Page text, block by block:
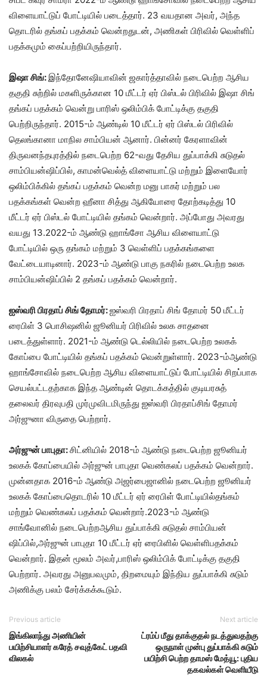
விளையாட்டுப் போட்டியில் படைத்தார். 23 வயதான அவர், அந்த
தொடரில் தங்கப் பதக்கம் வென்றதுடன், அணிகள் பிரிவில் வெள்ளிப்
பதக்கமும் கைப்பற்றியிருந்தார்.
இஷா சிங்:இந்தோனேஷியாவின் ஜகார்த்தாவில் நடைபெற்ற ஆசிய
தகுதி சுற்றில் மகளிருக்கான 10 மீட்டர் ஏர் பிஸ்டல் பிரிவில் இஷா சிங்
தங்கப் பதக்கம் வென்று பாரிஸ் ஒலிம்பிக் போட்டிக்கு தகுதி
பெற்றிருந்தார். 2015-ம் ஆண்டில் 10 மீட்டர் ஏர் பிஸ்டல் பிரிவில்
தெலங்கானா மாநில சாம்பியன் ஆனார். பின்னர் கேரளாவின்
திருவனந்தபுரத்தில் நடைபெற்ற 62-வது தேசிய துப்பாக்கி சுடுதல்
சாம்பியன்ஷிப்பில், காமன்வெல்த் விளையாட்டு மற்றும் இளையோர்
ஒலிம்பிக்கில் தங்கப் பதக்கம் வென்ற மனு பாகர் மற்றும் பல
பதக்கங்கள் வென்ற ஹீனா சித்து ஆகியோரை தோற்கடித்து 10
மீட்டர் ஏர் பிஸ்டல் போட்டியில் தங்கம் வென்றார். அப்போது அவரது
வயது 13.2022-ம் ஆண்டு ஹாங்சோ ஆசிய விளையாட்டு
போட்டியில் ஒரு தங்கம் மற்றும் 3 வெள்ளிப் பதக்கங்களை
வேட்டையாடினார். 2023-ம் ஆண்டு பாகு நகரில் நடைபெற்ற உலக
சாம்பியன்ஷிப்பில் 2 தங்கப் பதக்கம் வென்றார்.
ஐஸ்வரி பிரதாப் சிங் தோமர்:ஐஸ்வரி பிரதாப் சிங் தோமர் 50 மீட்டர்
ரைபிள் 3 பொசிஷனில் ஜூனியர் பிரிவில் உலக சாதனை
படைத்துள்ளார். 2021-ம் ஆண்டு டெல்லியில் நடைபெற்ற உலகக்
கோப்பை போட்டியில் தங்கப் பதக்கம் வென்றுள்ளார். 2023-ம்ஆண்டு
ஹாங்சோவில் நடைபெற்ற ஆசிய விளையாட்டுப் போட்டியில் சிறப்பாக
செயல்பட்டதற்காக இந்த ஆண்டின் தொடக்கத்தில் குடியரசுத்
தலைவர் திரவுபதி முர்முவிடமிருந்து ஐஸ்வரி பிரதாப்சிங் தோமர்
அர்ஜுனா விருதை பெற்றார்.
அர்ஜுன் பாபுதா:சிட்னியில் 2018-ம் ஆண்டு நடைபெற்ற ஜூனியர்
உலகக் கோப்பையில் அர்ஜுன் பாபுதா வெண்கலப் பதக்கம் வென்றார்.
முன்னதாக 2016-ம் ஆண்டு அஜர்பைஜானில் நடைபெற்ற ஜூனியர்
உலகக் கோப்பைதொடரில் 10 மீட்டர் ஏர் ரைபிள் போட்டியில்தங்கம்
மற்றும் வெண்கலப் பதக்கம் வென்றார்.2023-ம் ஆண்டு
சாங்வோனில் நடைபெற்றஆசிய துப்பாக்கி சுடுதல் சாம்பியன்
ஷிப்பில்,அர்ஜுன் பாபுதா 10 மீட்டர் ஏர் ரைபிளில் வெள்ளிபதக்கம்
வென்றார். இதன் மூலம் அவர்,பாரிஸ் ஒலிம்பிக் போட்டிக்கு தகுதி
பெற்றார். அவரது அனுபவமும், திறமையும் இந்திய துப்பாக்கி சுடும்
அணிக்கு பலம் சேர்க்கக்கூடும்.
Previous article
இங்கிலாந்து அணியின்
பயிற்சியாளர் கரேத் சவுத்கேட் பதவி
விலகல்
Next article
ட்ரம்ப் மீது தாக்குதல் நடத்துவதற்கு
ஒருநாள் முன்பு துப்பாக்கி சுடும்
பயிற்சி பெற்ற தாமஸ் மேத்யூ: புதிய
தகவல்கள் வெளியீடு